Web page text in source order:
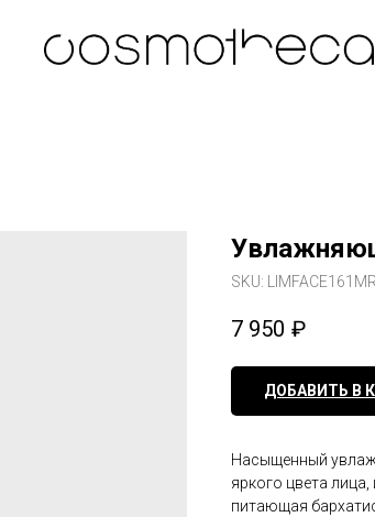
SKU:
7 950 ₽
ДОБАВИТЬ В
Насыщенный
яркого цвета
питающая